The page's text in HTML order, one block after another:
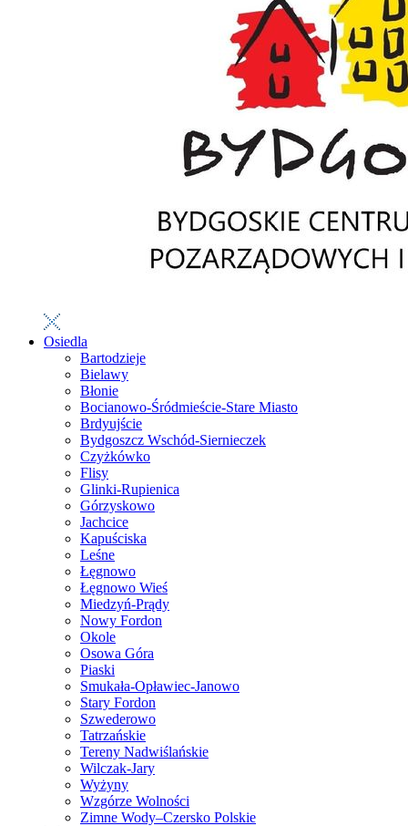
Osiedla
Bartodzieje
Bielawy
Błonie
Bocianowo-Śródmieście-Stare Miasto
Brdyujście
Bydgoszcz Wschód-Siernieczek
Czyżkówko
Flisy
Glinki-Rupienica
Górzyskowo
Jachcice
Kapuściska
Leśne
Łęgnowo
Łęgnowo Wieś
Miedzyń-Prądy
Nowy Fordon
Okole
Osowa Góra
Piaski
Smukała-Opławiec-Janowo
Stary Fordon
Szwederowo
Tatrzańskie
Tereny Nadwiślańskie
Wilczak-Jary
Wyżyny
Wzgórze Wolności
Zimne Wody–Czersko Polskie